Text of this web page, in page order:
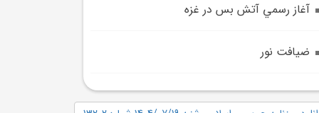
آغاز رسمي آتش بس در غزه
ضيافت نور